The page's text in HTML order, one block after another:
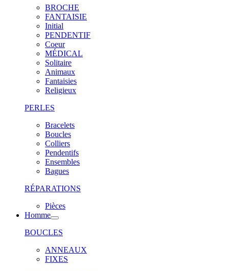
BROCHE
FANTAISIE
Initial
PENDENTIF
Coeur
MÉDICAL
Solitaire
Animaux
Fantaisies
Religieux
PERLES
Bracelets
Boucles
Colliers
Pendentifs
Ensembles
Bagues
RÉPARATIONS
Pièces
Homme
BOUCLES
ANNEAUX
FIXES